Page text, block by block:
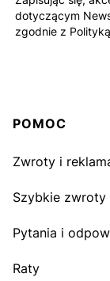
dotyczącym
zgodnie z
Linki w
POMOC
Zwroty i
Szybkie zwroty
Pytania i
Raty